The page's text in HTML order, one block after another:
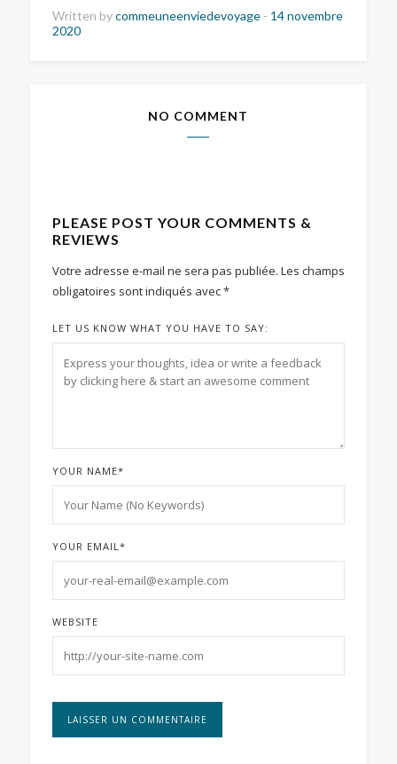
Written bycommeuneenviedevoyage - 14 novembre
2020
NO COMMENT
PLEASE POST YOUR COMMENTS &
REVIEWS
Votre adresse e-mail ne sera pas publiée. Les champs
obligatoires sont indiqués avec*
LET US KNOW WHAT YOU HAVE TO SAY:
YOUR NAME*
YOUR EMAIL*
WEBSITE